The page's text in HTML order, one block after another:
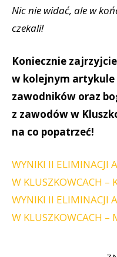
Nic nie widać, ale w
czekali!
Koniecznie
w kolejnym
zawodników oraz
z zawodów w
na co popatrzeć!
WYNIKI II ELIMINACJI
W KLUSZKOWCACH –
WYNIKI II ELIMINACJI
W KLUSZKOWCACH –